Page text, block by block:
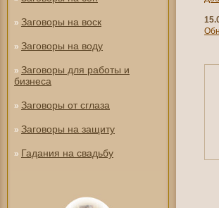
» Заговоры на воск
» Заговоры на воду
» Заговоры для работы и
бизнеса
» Заговоры от сглаза
» Заговоры на защиту
» Гадания на свадьбу